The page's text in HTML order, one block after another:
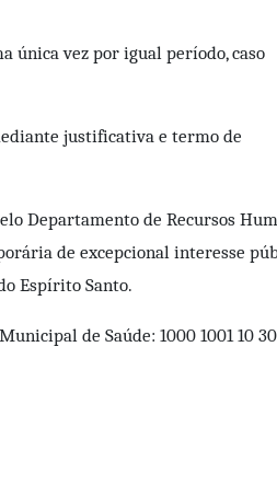
única vez por igual período, caso
justificativa e termo de
Departamento de Recursos
de excepcional interesse
Espírito Santo.
de Saúde: 1000 1001 10